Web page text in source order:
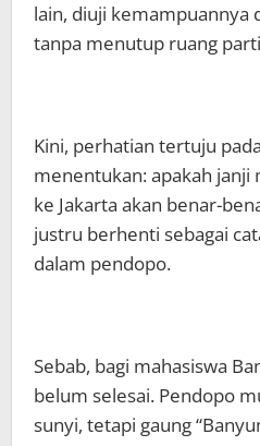
lain, diuji
tanpa menutup ruang
Kini, perhatian tertuju
menentukan: apakah janji
ke Jakarta akan benar-
justru berhenti sebagai
dalam pendopo.
Sebab, bagi mahasiswa
belum selesai. Pendopo
sunyi, tetapi gaung